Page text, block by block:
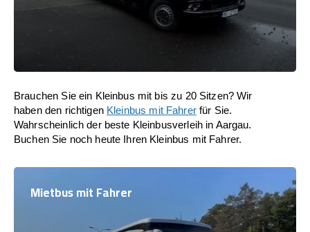
Brauchen Sie ein Kleinbus mit bis zu 20 Sitzen? Wir
haben den richtigen Kleinbus mit Fahrerfür Sie.
Wahrscheinlich der beste Kleinbusverleih in Aargau.
Buchen Sie noch heute Ihren Kleinbus mit Fahrer.
Mietbus mit Fahrer